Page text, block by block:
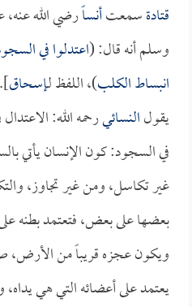
قتادةسمعتأنساًرضي الله عنه،
وسلم أنه قال: (اعتدلوا في
انبساط الكلب)، اللفظ لـإسحاق].
يقولالنسائيرحمه الله:
في السجود: كون الإنسان يأتي
غير تكاسل، ومن غير تجاوز،
بعضها على بعض، فتعتمد بطنه
ويكون عجزه قريباً من الأرض،
يعتمد على أعضائه التي هي يداه،